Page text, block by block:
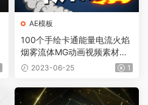
AE模板
100个手绘卡通能量电流火焰
烟雾流体MG动画视频素材
（含AE模板工程）有透明通
2023-06-25 1